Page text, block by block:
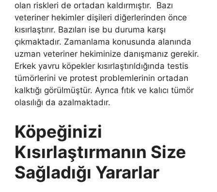
olan riskleri de ortadan kaldırmıştır. Bazı
veteriner hekimler dişileri diğerlerinden önce
kısırlaştırır. Bazıları ise bu duruma karşı
çıkmaktadır. Zamanlama konusunda alanında
uzman veteriner hekiminize danışmanız gerekir.
Erkek yavru köpekler kısırlaştırıldığında testis
tümörlerini ve protest problemlerinin ortadan
kalktığı görülmüştür. Ayrıca fıtık ve kalıcı tümör
olasılığı da azalmaktadır.
Köpeğinizi
Kısırlaştırmanın Size
Sağladığı Yararlar